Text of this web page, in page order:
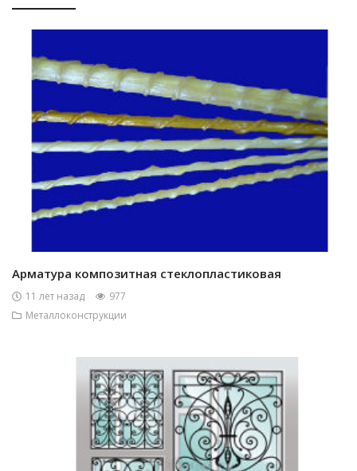
Арматура композитная стеклопластиковая
11 лет назад
977
Металлоконструкции